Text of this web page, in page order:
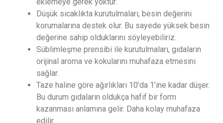
Düşük sıcaklıkta kurutulmaları, besin değerini
korumalarına destek olur. Bu sayede yüksek besin
değerine sahip olduklarını söyleyebiliriz.
Süblimleşme prensibi ile kurutulmaları, gıdaların
orijinal aroma ve kokularını muhafaza etmesini
sağlar.
Taze haline göre ağırlıkları 10’da 1’ine kadar düşer.
Bu durum gıdaların oldukça hafif bir form
kazanması anlamına gelir. Daha kolay muhafaza
edilir.